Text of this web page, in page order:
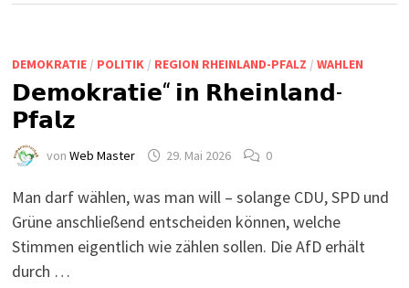
DEMOKRATIE/ POLITIK/ REGION RHEINLAND-PFALZ / WAHLEN
𝗗𝗲𝗺𝗼𝗸𝗿𝗮𝘁𝗶𝗲“ 𝗶𝗻 𝗥𝗵𝗲𝗶𝗻𝗹𝗮𝗻𝗱-
𝗣𝗳𝗮𝗹𝘇
von Web Master 29. Mai 2026 0
Man darf wählen, was man will – solange CDU, SPD und
Grüne anschließend entscheiden können, welche
Stimmen eigentlich wie zählen sollen. Die AfD erhält
durch …